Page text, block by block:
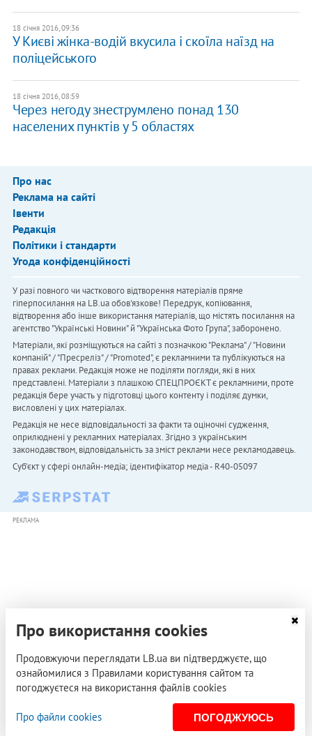
18 січня 2016, 09:36
У Києві жінка-водій вкусила і скоїла наїзд на
поліцейського
18 січня 2016, 08:59
Через негоду знеструмлено понад 130
населених пунктів у 5 областях
Про нас
Реклама на сайті
Івенти
Редакція
Політики і стандарти
Угода конфіденційності
У разі повного чи часткового відтворення матеріалів пряме
гіперпосилання на LB.ua обов'язкове! Передрук, копіювання,
відтворення або інше використання матеріалів, що містять посилання на
агентство "Українськi Новини" й "Українська Фото Група", заборонено.
Матеріали, які розміщуються на сайті з позначкою "Реклама" / "Новини
компаній" / "Пресреліз" / "Promoted", є рекламними та публікуються на
правах реклами. Редакція може не поділяти погляди, які в них
представлені. Матеріали з плашкою СПЕЦПРОЄКТ є рекламними, проте
редакція бере участь у підготовці цього контенту і поділяє думки,
висловлені у цих матеріалах.
Редакція не несе відповідальності за факти та оціночні судження,
оприлюднені у рекламних матеріалах. Згідно з українським
законодавством, відповідальність за зміст реклами несе рекламодавець.
Cуб'єкт у сфері онлайн-медіа; ідентифікатор медіа - R40-05097
РЕКЛАМА
Про використання cookies
Продовжуючи переглядати LB.ua ви підтверджуєте, що
ознайомилися з Правилами користування сайтом та
погоджуєтеся на використання файлів cookies
Про файли cookies ПОГОДЖУЮСЬ